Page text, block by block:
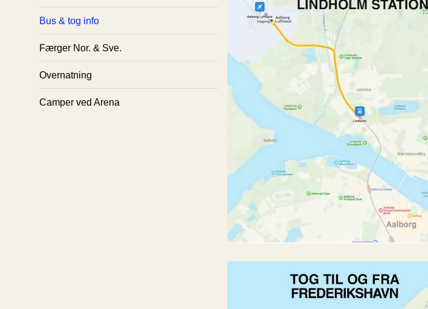
Bus & tog info
Færger Nor. & Sve.
Overnatning
Camper ved Arena